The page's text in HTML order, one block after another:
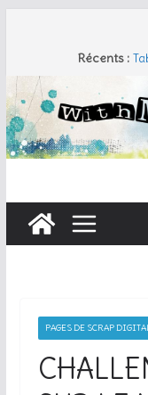
Récents :
PAGES DE SCRAP